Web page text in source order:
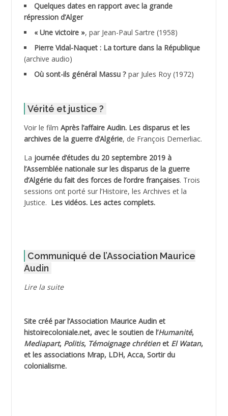
ADDALA Boualem*
ADDANE
ADDECHE Rachid
ADELIOUAT Vve AIT SAADA
ADJANI Khaled
ADJAOUT
ADNI Mohamed Akli
ADOUL Arab *
AGOULMINE
AHLOUCHE Mabrouk *
AIBLIED Ahmed
Quelques dates en rapport avec la grande
répression d’Alger
« Une victoire », par Jean-Paul Sartre (1958)
Pierre Vidal-Naquet : La torture dans la République
(archive audio)
Où sont-ils général Massu ? par Jules Roy (1972)
Vérité et justice ?
Voir le film Après l’affaire Audin. Les disparus et les
archives de la guerre d’Algérie, de François Demerliac.
La journée d’études du 20 septembre 2019 à
l’Assemblée nationale sur les disparus de la guerre
d’Algérie du fait des forces de l’ordre françaises. Trois
sessions ont porté sur l’Histoire, les Archives et la
Justice. Les vidéos. Les actes complets.
Communiqué de l’Association Maurice
Audin
Lire la suite
Site créé par l’Association Maurice Audinet
histoirecoloniale.net, avec le soutien de l’Humanité,
Mediapart, Politis, Témoignage chrétienet El Watan,
et les associations Mrap, LDH, Acca, Sortir du
colonialisme.